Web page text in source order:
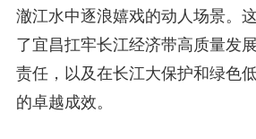
澈江水中逐浪嬉戏的动人场景。
了宜昌扛牢长江经济带高质量发
责任，以及在长江大保护和绿色
的卓越成效。